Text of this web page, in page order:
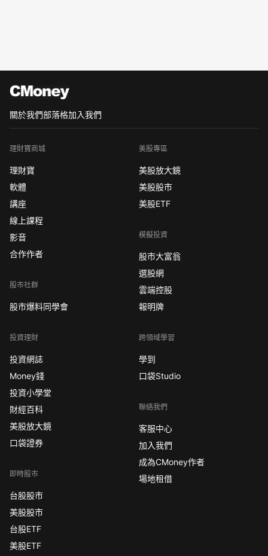
關於我們部落格加入我們
理財寶商城
理財寶
軟體
講座
線上課程
影音
合作作者
股市社群
股市爆料同學會
投資理財
投資網誌
Money錢
投資小學堂
財經百科
美股放大鏡
口袋證券
即時股市
台股股市
美股股市
台股ETF
美股ETF
美股專區
美股放大鏡
美股股市
美股ETF
模擬投資
股市大富翁
選股網
雲端控股
報明牌
跨領域學習
學到
口袋Studio
聯絡我們
客服中心
加入我們
成為CMoney作者
場地租借